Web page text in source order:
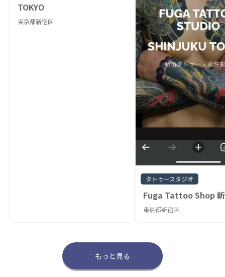
TOKYO
東京都新宿区
タトゥースタジオ
Fuga Tattoo Shop
東京都新宿区
もっと見る